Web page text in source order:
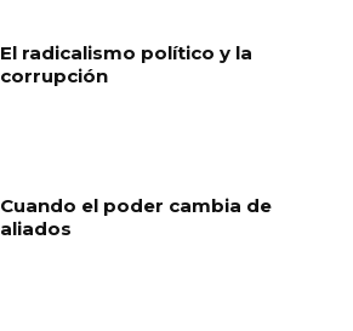
El radicalismo político y la
corrupción
Cuando el poder cambia de
aliados